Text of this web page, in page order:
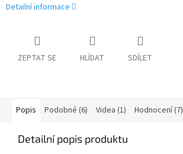
Detailní informace
ZEPTAT SE HLÍDAT SDÍLET
Popis Podobné (6) Videa (1) Hodnocení (7)
Detailní popis produktu